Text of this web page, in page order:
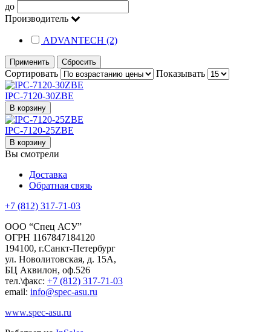
до
Производитель
ADVANTECH (2)
Применить Сбросить
Сортировать Показывать
IPC-7120-30ZBE
В корзину
IPC-7120-25ZBE
В корзину
Вы смотрели
Доставка
Обратная связь
+7 (812) 317-71-03
ООО “Спец АСУ”
ОГРН 1167847184120
194100, г.Санкт-Петербург
ул. Новолитовская, д. 15А,
БЦ Аквилон, оф.526
тел.\факс: +7 (812) 317-71-03
email: info@spec-asu.ru
www.spec-asu.ru